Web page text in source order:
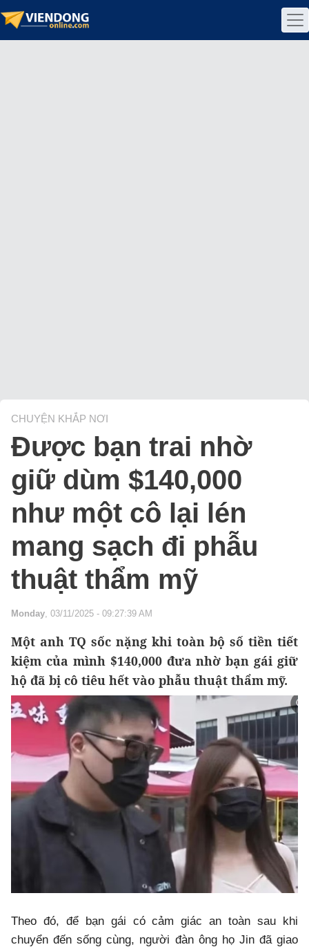
CHUYỆN KHẮP NƠI
Được bạn trai nhờ
giữ dùm $140,000
như một cô lại lén
mang sạch đi phẫu
thuật thẩm mỹ
Monday, 03/11/2025 - 09:27:39 AM
Một anh TQ sốc nặng khi toàn bộ số tiền tiết
kiệm của mình $140,000 đưa nhờ bạn gái giữ
hộ đã bị cô tiêu hết vào phẫu thuật thẩm mỹ.
Theo đó, để bạn gái có cảm giác an toàn sau khi
chuyển đến sống cùng, người đàn ông họ Jin đã giao